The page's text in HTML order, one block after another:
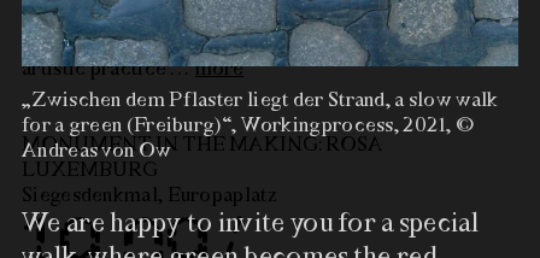
Fourth iteration of the OPEN STUDIO in which artist
Belinda Kazeem-Kamiński shares insights into her
artistic practice…more
MONUMENT IN THE MAKING: ROSA
LUXEMBURG
Siegesdenkmal, Europaplatz
„Zwischen dem Pflaster liegt der Strand, a slow walk
for a green (Freiburg)“, Workingprocess, 2021, ©
Andreas von Ow
We are happy to invite you for a special